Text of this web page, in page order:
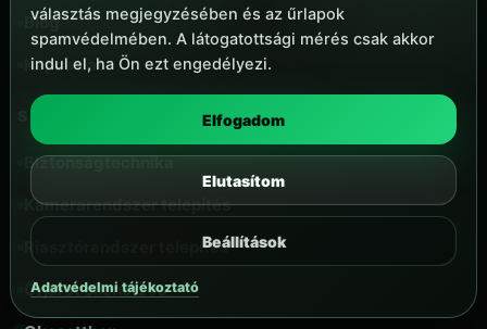
Blog
Kapcsolat
SZOLGÁLTATÁSOK
Biztonságtechnika
Kamerarendszer telepítés
Riasztórendszer telepítés
Őrjárat ellenőrzés
választás megjegyzésében és az űrlapok
spamvédelmében. A látogatottsági mérés csak akkor
indul el, ha Ön ezt engedélyezi.
Elfogadom
Elutasítom
Beállítások
Adatvédelmi tájékoztató